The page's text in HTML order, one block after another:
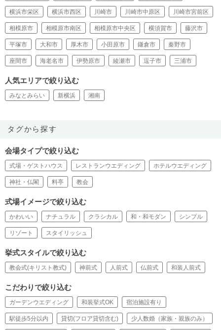
横浜市栄区 横浜市西区 川崎市 川崎市中原区 川崎市宮前区
相模原市 相模原市南区 相模原市中央区 横須賀市 藤沢市
平塚市 大和市 厚木市 小田原市 鎌倉市 秦野市
座間市 海老名市 伊勢原市 綾瀬市 逗子市 三浦市
人気エリアで絞り込む
みなとみらい 新横浜 湘南
タグから探す
会場タイプで絞り込む
式場・ゲストハウス レストランウエディング ホテルウエディング
神社・仏閣 料亭 教会
式場イメージで絞り込む
かわいい ナチュラル クラシカル 和・和モダン シンプル
リゾート スタイリッシュ
挙式スタイルで絞り込む
教会式(キリスト教式) 神前式 人前式 仏前式 和装人前式
こだわりで絞り込む
ガーデンウエディング 和装挙式OK 宿泊施設有り
駅徒歩5分以内 貸切(フロア貸切含む) 少人数婚（家族・親族のみ）